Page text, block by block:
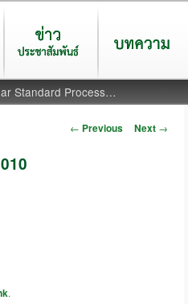
ข่าวประชาสัมพันธ์ บทความ
Standard Process…
Post navigation
← Previous Next →
.